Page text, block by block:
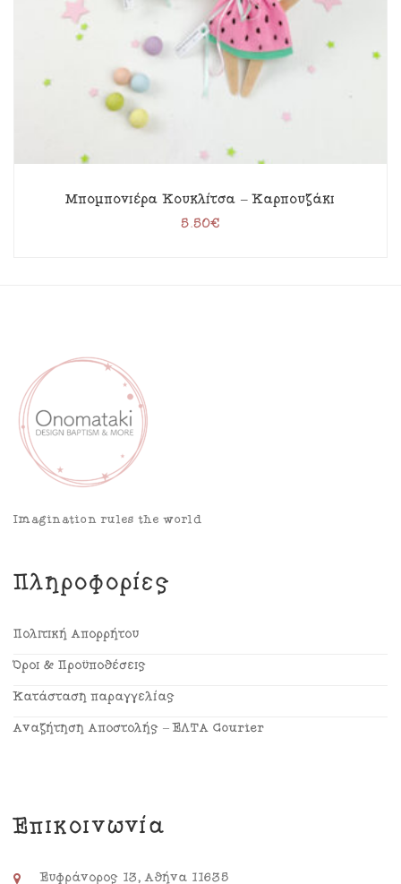
Μπομπονιέρα Κουκλίτσα – Καρπουζάκι
5.50€
Imagination rules the world
Πληροφορίες
Πολιτική Απορρήτου
Όροι & Προϋποθέσεις
Κατάσταση παραγγελίας
Αναζήτηση Αποστολής – ΕΛΤΑ Courier
Επικοινωνία
Ευφράνορος 13, Αθήνα 11635